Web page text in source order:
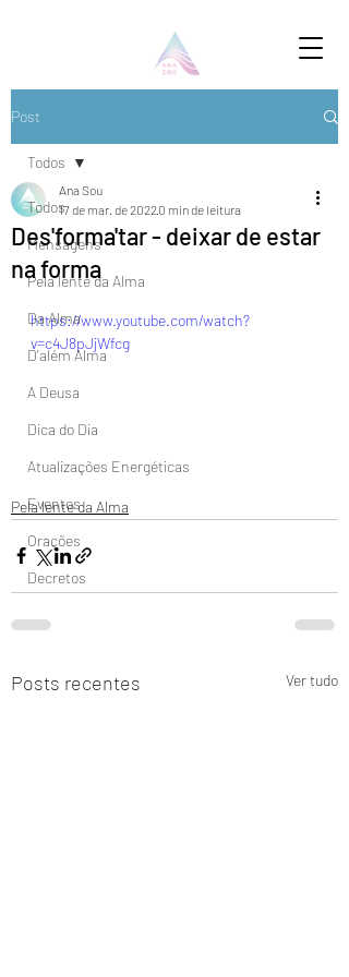
Post
Todos
Mensagens
Pela lente da Alma
Da Alma
D'além Alma
A Deusa
Dica do Dia
Atualizações Energéticas
Eventos
Orações
Decretos
Todos
Des'forma'tar - deixar de estar
na forma
Ana Sou
17 de mar. de 20220 min de leitura
https://www.youtube.com/watch?
v=c4J8pJjWfcg
Pela lente da Alma
Posts recentes Ver tudo